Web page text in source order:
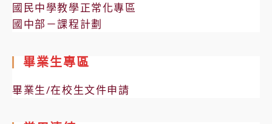
國民中學教學正常化專區
國中部－課程計劃
畢業生專區
畢業生/在校生文件申請